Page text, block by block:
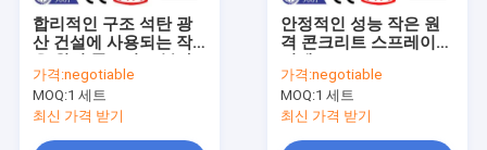
작은 디젤 엔진 굴삭기
기계 예비 품목
합리적인 구조 석탄 광
산 건설에 사용되는 작
기계
가격:negotiable
MOQ:1 세트
최신 가격 받기
안정적인 성능 작은 원
격 콘크리트 스프레이링
가격:negotiable
MOQ:1 세트
최신 가격 받기